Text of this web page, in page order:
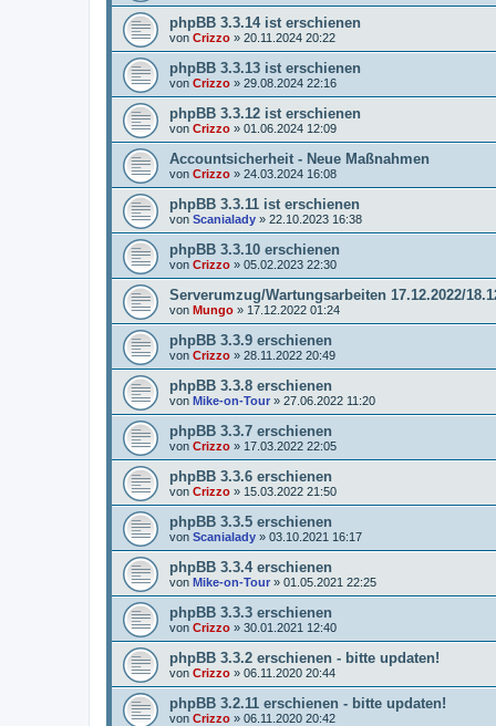
phpBB 3.3.14 ist erschienen
von Crizzo » 20.11.2024 20:22
phpBB 3.3.13 ist erschienen
von Crizzo » 29.08.2024 22:16
phpBB 3.3.12 ist erschienen
von Crizzo » 01.06.2024 12:09
Accountsicherheit - Neue Maßnahmen
von Crizzo » 24.03.2024 16:08
phpBB 3.3.11 ist erschienen
von Scanialady » 22.10.2023 16:38
phpBB 3.3.10 erschienen
von Crizzo » 05.02.2023 22:30
Serverumzug/Wartungsarbeiten 17.12.2022/
von Mungo » 17.12.2022 01:24
phpBB 3.3.9 erschienen
von Crizzo » 28.11.2022 20:49
phpBB 3.3.8 erschienen
von Mike-on-Tour » 27.06.2022 11:20
phpBB 3.3.7 erschienen
von Crizzo » 17.03.2022 22:05
phpBB 3.3.6 erschienen
von Crizzo » 15.03.2022 21:50
phpBB 3.3.5 erschienen
von Scanialady » 03.10.2021 16:17
phpBB 3.3.4 erschienen
von Mike-on-Tour » 01.05.2021 22:25
phpBB 3.3.3 erschienen
von Crizzo » 30.01.2021 12:40
phpBB 3.3.2 erschienen - bitte updaten!
von Crizzo » 06.11.2020 20:44
phpBB 3.2.11 erschienen - bitte updaten!
von Crizzo » 06.11.2020 20:42